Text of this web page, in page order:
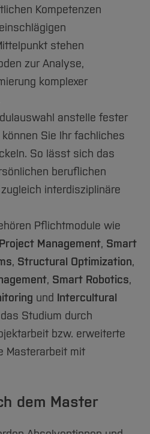
Kompetenzen
stehen
zur Analyse,
komplexer
anstelle fester
Sie Ihr fachliches
So lässt sich das
beruflichen
interdisziplinäre
Pflichtmodule wie
Project Management, Smart
, Structural Optimization,
, Smart Robotics,
und Intercultural
Studium durch
bzw. erweiterte
Masterarbeit mit
dem Master